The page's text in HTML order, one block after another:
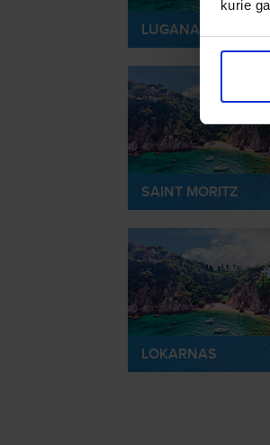
kurie
LUGANAS
SAINT MORITZ
LOKARNAS